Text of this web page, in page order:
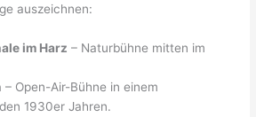
auszeichnen:
im Harz – Naturbühne mitten im
– Open-Air-Bühne in einem
1930er Jahren.